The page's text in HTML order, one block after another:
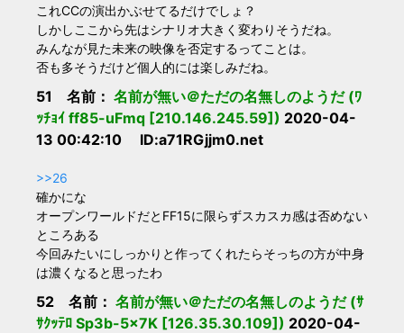
これCCの演出かぶせてるだけでしょ？
しかしここから先はシナリオ大きく変わりそうだね。
みんなが見た未来の映像を否定するってことは。
否も多そうだけど個人的には楽しみだね。
51 名前： 名前が無い＠ただの名無しのようだ (ﾜ
ｯﾁｮｲ ff85-uFmq [210.146.245.59]) 2020-04-
13 00:42:10 ID:a71RGjjm0.net
>>26
確かにな
オープンワールドだとFF15に限らずスカスカ感は否めない
ところある
今回みたいにしっかりと作ってくれたらそっちの方が中身
は濃くなると思ったわ
52 名前： 名前が無い＠ただの名無しのようだ (ｻ
ｻｸｯﾃﾛ Sp3b-5x7K [126.35.30.109]) 2020-04-